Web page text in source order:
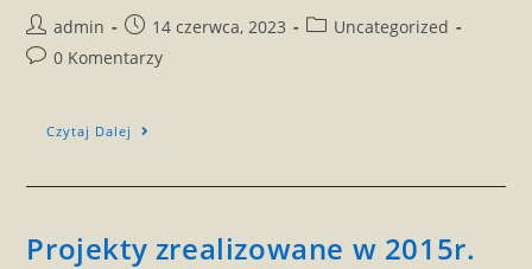
Post
author:
admin
Post
published:
14 czerwca, 2023
PostUncategorized
Post0 Komentarzy
Czytaj Dalej Sprawozdania
Projekty zrealizowane w 2015r.